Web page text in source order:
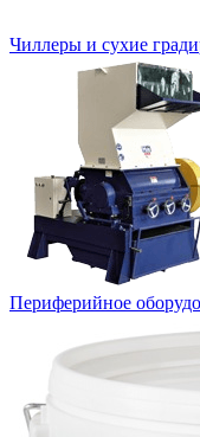
Чиллеры и сухие
Периферийное